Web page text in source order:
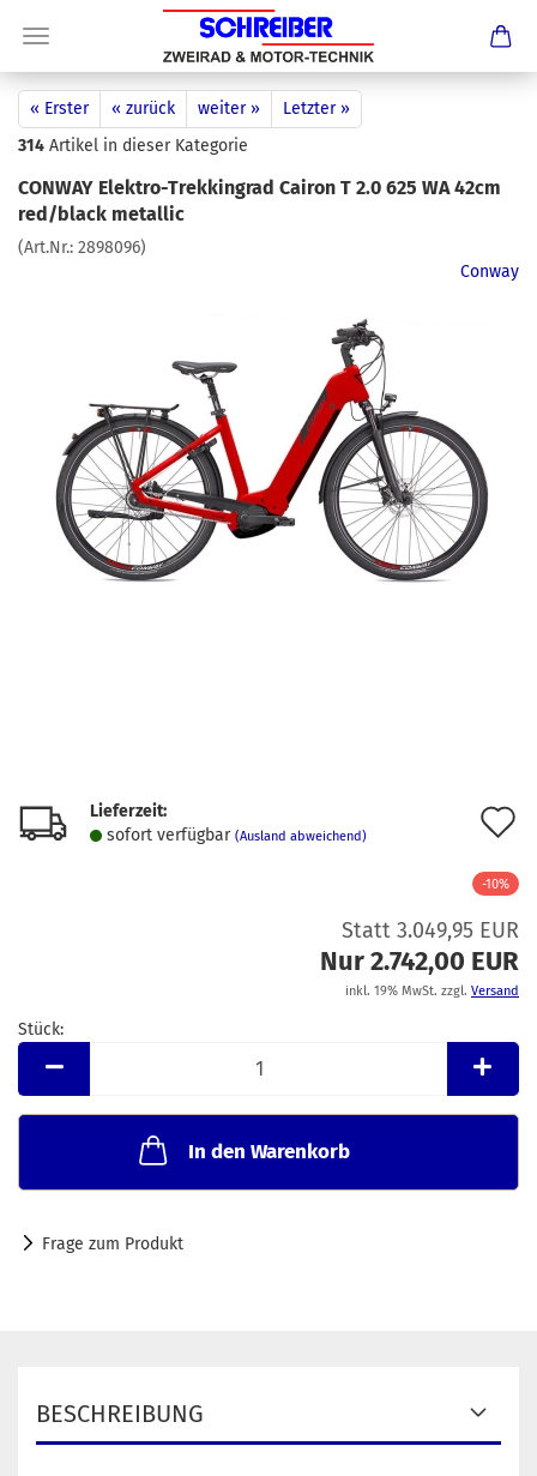
« Erster « zurück weiter »
Letzter »
314 Artikel in dieser Kategorie
CONWAY Elektro-Trekkingrad Cairon T 2.0 625 WA 42cm
red/black metallic
(Art.Nr.: 2898096)
Conway
Lieferzeit:
sofort verfügbar (Ausland abweichend)
-10%
Statt 3.049,95 EUR
Nur 2.742,00 EUR
inkl. 19% MwSt. zzgl. Versand
Stück:
Stück
In den Warenkorb
Frage zum Produkt
BESCHREIBUNG